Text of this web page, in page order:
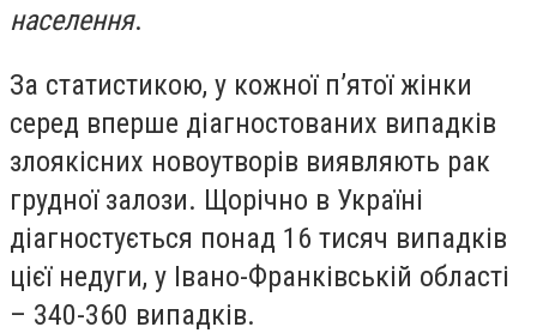
населення.
За статистикою, у кожної п’ятої жінки
серед вперше діагностованих випадків
злоякісних новоутворів виявляють рак
грудної залози. Щорічно в Україні
діагностується понад 16 тисяч випадків
цієї недуги, у Івано-Франківській області
– 340-360 випадків.